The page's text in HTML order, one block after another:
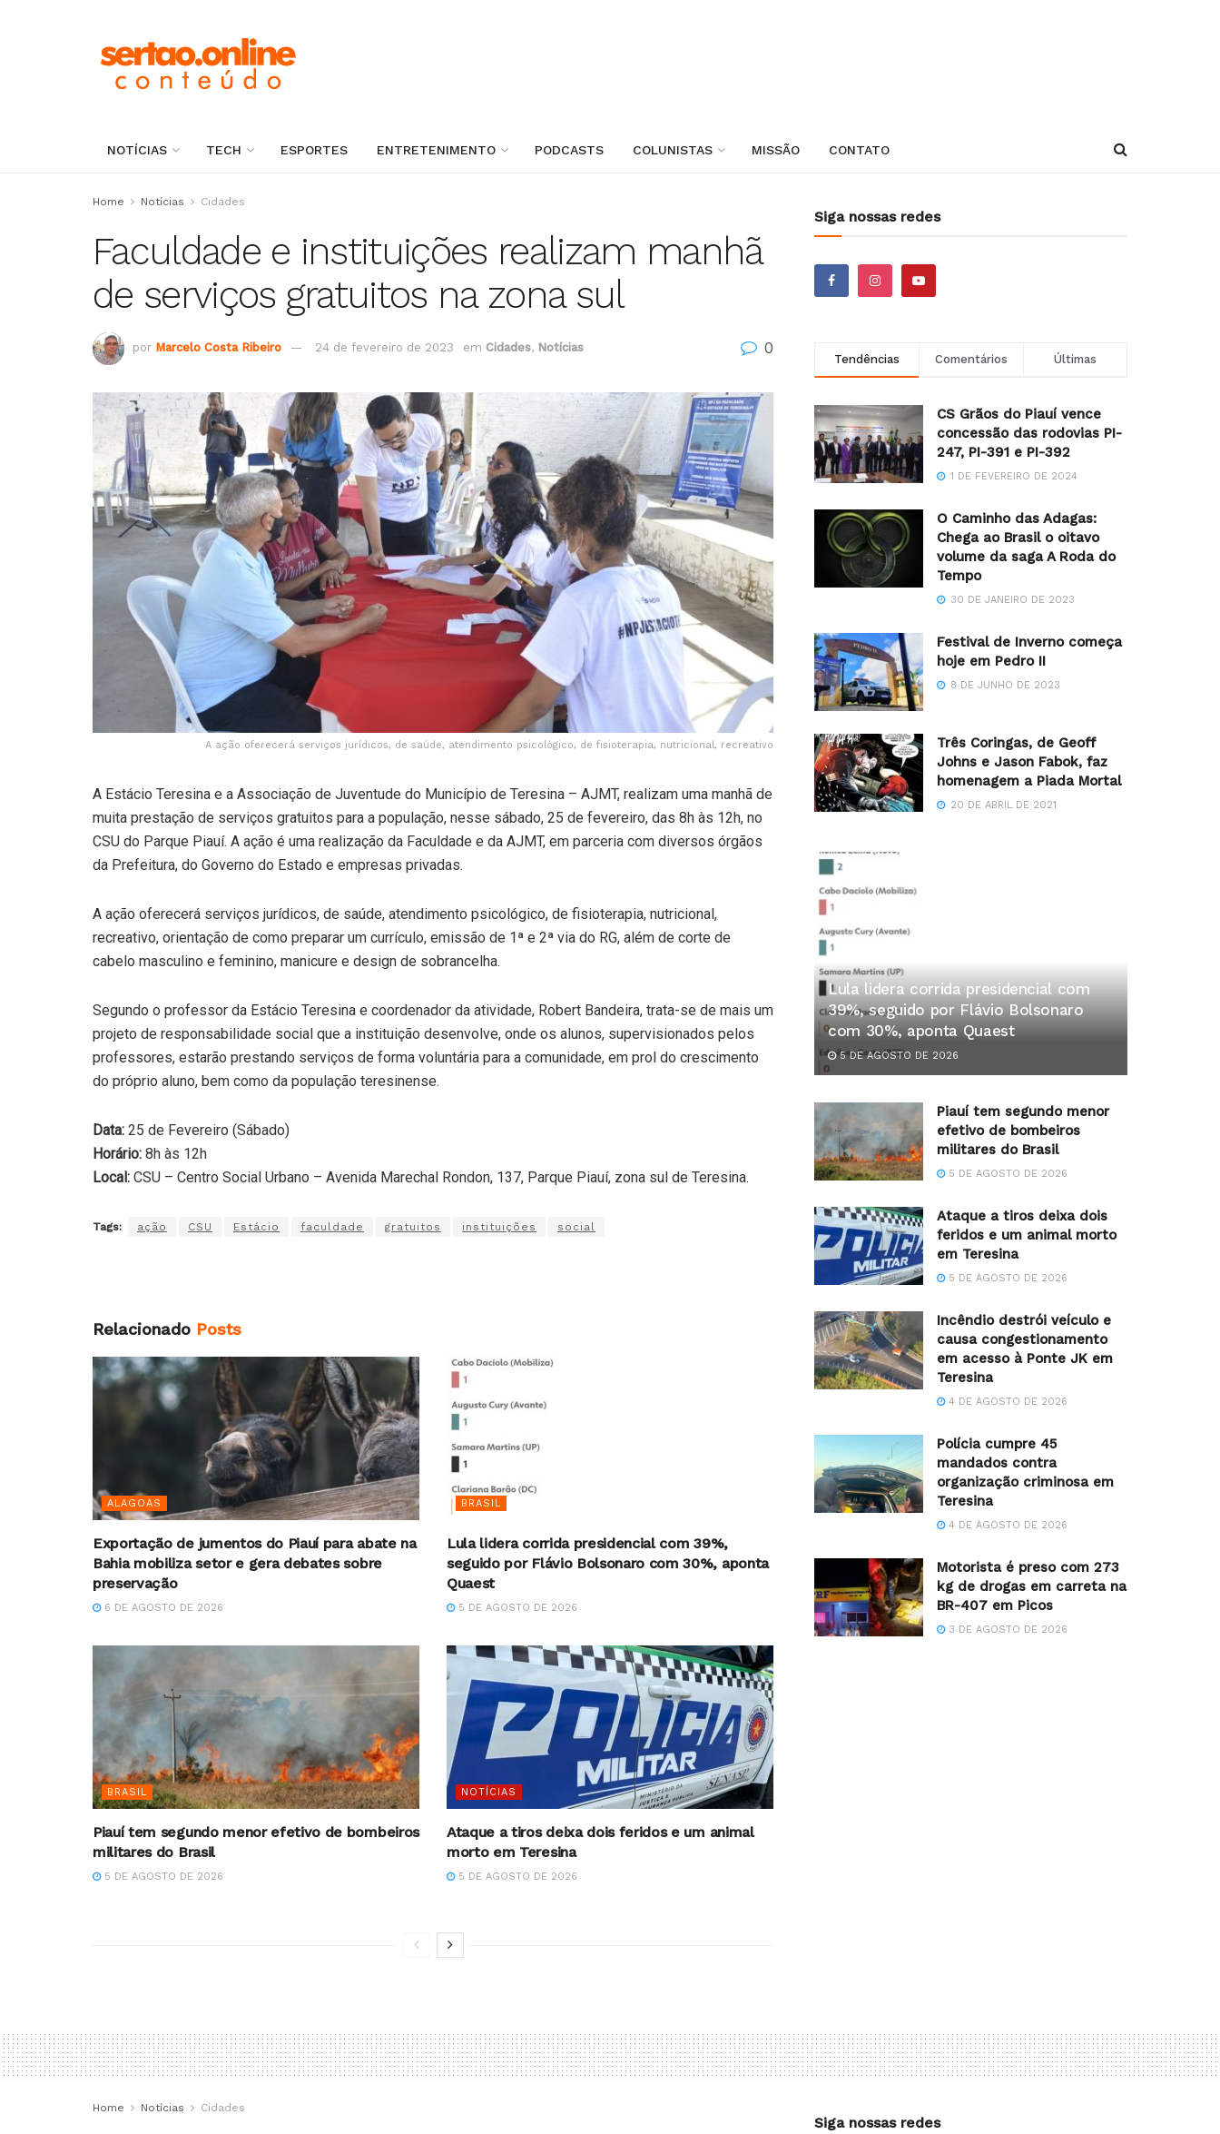
NOTÍCIAS TECH ESPORTES ENTRETENIMENTO PODCASTS COLUNISTAS MISSÃO CONTATO
Home Notícias Cidades
Faculdade e instituições realizam manhã
de serviços gratuitos na zona sul
por Marcelo Costa Ribeiro 24 de fevereiro de 2023 em Cidades, Notícias 0
A ação oferecerá serviços jurídicos, de saúde, atendimento psicológico, de fisioterapia, nutricional, recreativo
A Estácio Teresina e a Associação de Juventude do Município de Teresina – AJMT, realizam uma manhã de
muita prestação de serviços gratuitos para a população, nesse sábado, 25 de fevereiro, das 8h às 12h, no
CSU do Parque Piauí. A ação é uma realização da Faculdade e da AJMT, em parceria com diversos órgãos
da Prefeitura, do Governo do Estado e empresas privadas.
A ação oferecerá serviços jurídicos, de saúde, atendimento psicológico, de fisioterapia, nutricional,
recreativo, orientação de como preparar um currículo, emissão de 1ª e 2ª via do RG, além de corte de
cabelo masculino e feminino, manicure e design de sobrancelha.
Segundo o professor da Estácio Teresina e coordenador da atividade, Robert Bandeira, trata-se de mais um
projeto de responsabilidade social que a instituição desenvolve, onde os alunos, supervisionados pelos
professores, estarão prestando serviços de forma voluntária para a comunidade, em prol do crescimento
do próprio aluno, bem como da população teresinense.
Data: 25 de Fevereiro (Sábado)
Horário: 8h às 12h
Local: CSU – Centro Social Urbano – Avenida Marechal Rondon, 137, Parque Piauí, zona sul de Teresina.
Tags: ação CSU Estácio faculdade gratuitos instituições social
Relacionado Posts
ALAGOAS
Exportação de jumentos do Piauí para abate na
Bahia mobiliza setor e gera debates sobre
preservação
6 DE AGOSTO DE 2026
BRASIL
Lula lidera corrida presidencial com 39%,
seguido por Flávio Bolsonaro com 30%, aponta
Quaest
5 DE AGOSTO DE 2026
BRASIL
Piauí tem segundo menor efetivo de bombeiros
militares do Brasil
5 DE AGOSTO DE 2026
NOTÍCIAS
Ataque a tiros deixa dois feridos e um animal
morto em Teresina
5 DE AGOSTO DE 2026
Siga nossas redes
Tendências Comentários Últimas
CS Grãos do Piauí vence
concessão das rodovias PI-
247, PI-391 e PI-392
1 DE FEVEREIRO DE 2024
O Caminho das Adagas:
Chega ao Brasil o oitavo
volume da saga A Roda do
Tempo
30 DE JANEIRO DE 2023
Festival de Inverno começa
hoje em Pedro II
8 DE JUNHO DE 2023
Três Coringas, de Geoff
Johns e Jason Fabok, faz
homenagem a Piada Mortal
20 DE ABRIL DE 2021
Lula lidera corrida presidencial com
39%, seguido por Flávio Bolsonaro
com 30%, aponta Quaest
5 DE AGOSTO DE 2026
Piauí tem segundo menor
efetivo de bombeiros
militares do Brasil
5 DE AGOSTO DE 2026
Ataque a tiros deixa dois
feridos e um animal morto
em Teresina
5 DE AGOSTO DE 2026
Incêndio destrói veículo e
causa congestionamento
em acesso à Ponte JK em
Teresina
4 DE AGOSTO DE 2026
Polícia cumpre 45
mandados contra
organização criminosa em
Teresina
4 DE AGOSTO DE 2026
Motorista é preso com 273
kg de drogas em carreta na
BR-407 em Picos
3 DE AGOSTO DE 2026
Home Notícias Cidades
Siga nossas redes